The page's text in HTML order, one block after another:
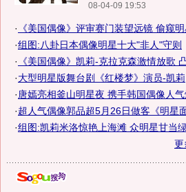
08-04-09 19:53
· 《美国偶像》评审赛门装望远镜 偷窥
·组图:八卦日本偶像明星十大"非人"守则
· 《美国偶像》凯莉-克拉克森激情放歌
·大型明星版舞台剧《红楼梦》演员-凯莉
· 唐嫣亮相釜山明星夜 携手韩国偶像人气
·超人气偶像郭品超5月26日做客《明星
·组图:凯莉米洛惊艳上海滩 众明星甘当
更